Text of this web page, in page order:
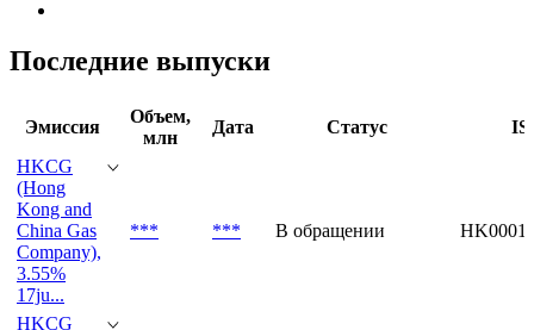
Последние выпуски
Эмиссия
Объем,
млн
Дата Статус
HKCG
(Hong
Kong and
China Gas
Company),
3.55%
17ju...
*** *** В обращении
HKCG